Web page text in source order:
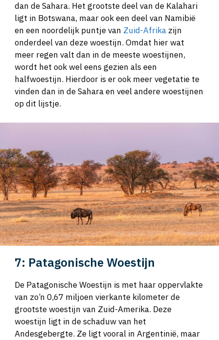
dan de Sahara. Het grootste deel van de Kalahari
ligt in Botswana, maar ook een deel van Namibië
en een noordelijk puntje van Zuid-Afrika zijn
onderdeel van deze woestijn. Omdat hier wat
meer regen valt dan in de meeste woestijnen,
wordt het ook wel eens gezien als een
halfwoestijn. Hierdoor is er ook meer vegetatie te
vinden dan in de Sahara en veel andere woestijnen
op dit lijstje.
7: Patagonische Woestijn
De Patagonische Woestijn is met haar oppervlakte
van zo’n 0,67 miljoen vierkante kilometer de
grootste woestijn van Zuid-Amerika. Deze
woestijn ligt in de schaduw van het
Andesgebergte. Ze ligt vooral in Argentinië, maar